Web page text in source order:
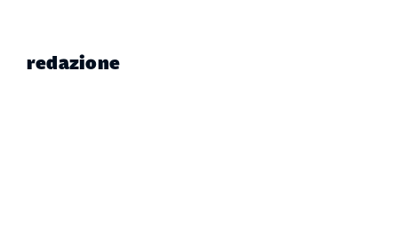
redazione